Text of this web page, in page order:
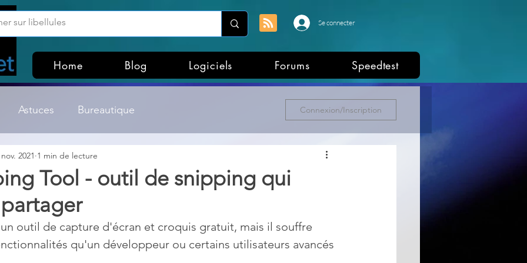
Se connecter
Home Blog Logiciels Forums Speedtest
Astuces Bureautique
Customisation Windows
de fichiers
& Photoshop Linux
Connexion/Inscription
Tool - outil de snipping qui
2021 1 min de lecture
outil de capture d'écran et croquis gratuit, mais il souffre
qu'un développeur ou certains utilisateurs avancés